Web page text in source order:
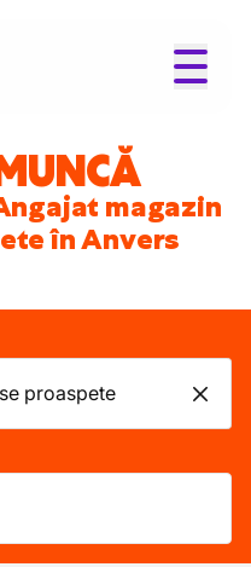
magazin
în Anvers